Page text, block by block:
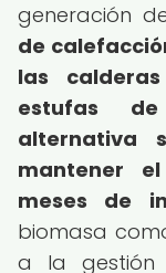
generación
de
las
estufas
alternativa
mantener
meses de
biomasa
a la gestión